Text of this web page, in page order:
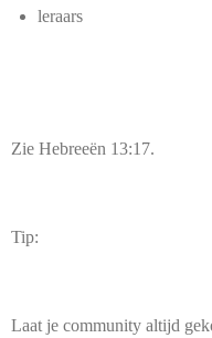
leraars
Zie Hebreeën 13:17.
Tip:
Laat je community altijd